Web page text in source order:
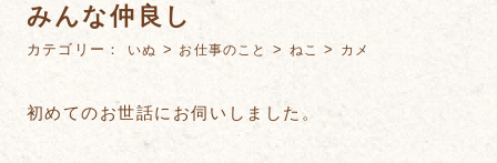
みんな仲良し
カテゴリー： いぬ > お仕事のこと > ねこ > カメ
初めてのお世話にお伺いしました。